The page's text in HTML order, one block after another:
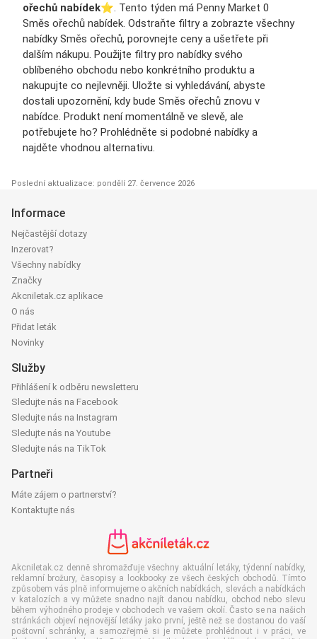
ořechů nabídek⭐️. Tento týden má Penny Market 0
Směs ořechů nabídek. Odstraňte filtry a zobrazte všechny
nabídky Směs ořechů, porovnejte ceny a ušetřete při
dalším nákupu. Použijte filtry pro nabídky svého
oblíbeného obchodu nebo konkrétního produktu a
nakupujte co nejlevněji. Uložte si vyhledávání, abyste
dostali upozornění, kdy bude Směs ořechů znovu v
nabídce. Produkt není momentálně ve slevě, ale
potřebujete ho? Prohlédněte si podobné nabídky a
najděte vhodnou alternativu.
Poslední aktualizace: pondělí 27. července 2026
Informace
Nejčastější dotazy
Inzerovat?
Všechny nabídky
Značky
Akcniletak.cz aplikace
O nás
Přidat leták
Novinky
Služby
Přihlášení k odběru newsletteru
Sledujte nás na Facebook
Sledujte nás na Instagram
Sledujte nás na Youtube
Sledujte nás na TikTok
Partneři
Máte zájem o partnerství?
Kontaktujte nás
Akcniletak.cz denně shromažďuje všechny aktuální letáky, týdenní nabídky,
reklamní brožury, časopisy a lookbooky ze všech českých obchodů. Tímto
způsobem vás plně informujeme o akčních nabídkách, slevách a nabídkách
v katalozích a vy můžete snadno najít danou nabídku, obchod nebo slevu
během výhodného prodeje v obchodech ve vašem okolí. Často se na našich
stránkách objeví nejnovější letáky jako první, ještě než se dostanou do vaší
poštovní schránky, a samozřejmě si je můžete prohlédnout i v práci, ve